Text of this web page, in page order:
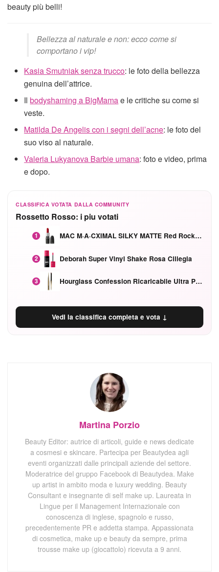
beauty più belli!
Bellezza al naturale e non: ecco come si
comportano i vip!
Kasia Smutniak senza trucco: le foto della bellezza
genuina dell’attrice.
Ilbodyshaming a BigMamae le critiche su come si
veste.
Matilda De Angelis con i segni dell’acne: le foto del
suo viso al naturale.
Valeria Lukyanova Barbie umana: foto e video, prima
e dopo.
CLASSIFICA VOTATA DALLA COMMUNITY
Rossetto Rosso: i piu votati
1 MAC M·A·CXIMAL SILKY MATTE Red Rock mat
2 Deborah Super Vinyl Shake Rosa Ciliegia
3 Hourglass Confession Ricaricabile Ultra Preciso Ad Alta Intensità Secretly Classic Red
Vedi la classifica completa e vota ↓
Martina Porzio
Beauty Editor: autrice di articoli, guide e news dedicate
a cosmesi e skincare. Partecipa per Beautydea agli
eventi organizzati dalle principali aziende del settore.
Moderatrice del gruppo Facebook di Beautydea. Make
up artist in ambito moda e luxury wedding. Beauty
Consultant e insegnante di self make up. Laureata in
Lingue per il Management Internazionale con
conoscenza di inglese, spagnolo e russo,
precedentemente PR e addetta stampa. Appassionata
di cosmetica, make up e beauty da sempre, prima
trousse make up (giocattolo) ricevuta a 9 anni.